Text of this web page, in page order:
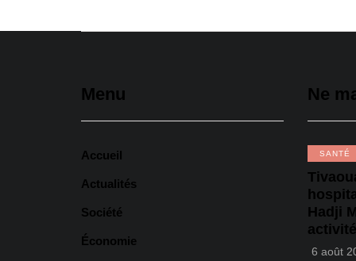
Menu
Accueil
Actualités
Société
Économie
Ne
SANTÉ
Hadji
6 août